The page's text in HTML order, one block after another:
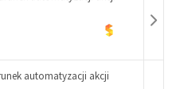
automatyzacji akcji